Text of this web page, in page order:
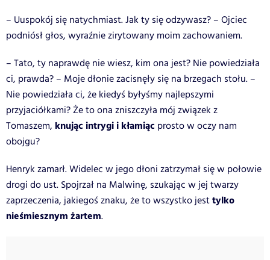
– Uuspokój się natychmiast. Jak ty się odzywasz? – Ojciec
podniósł głos, wyraźnie zirytowany moim zachowaniem.
– Tato, ty naprawdę nie wiesz, kim ona jest? Nie powiedziała
ci, prawda? – Moje dłonie zacisnęły się na brzegach stołu. –
Nie powiedziała ci, że kiedyś byłyśmy najlepszymi
przyjaciółkami? Że to ona zniszczyła mój związek z
Tomaszem, knując intrygi i kłamiąc prosto w oczy nam
obojgu?
Henryk zamarł. Widelec w jego dłoni zatrzymał się w połowie
drogi do ust. Spojrzał na Malwinę, szukając w jej twarzy
zaprzeczenia, jakiegoś znaku, że to wszystko jesttylko
nieśmiesznym żartem.